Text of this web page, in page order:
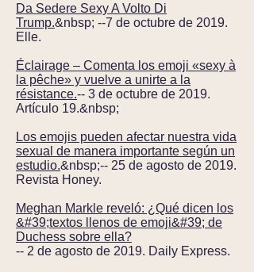
Da Sedere Sexy A Volto Di
Trump.&nbsp; --7 de octubre de 2019.
Elle.
Éclairage – Comenta los emoji «sexy à
la pêche» y vuelve a unirte a la
résistance.-- 3 de octubre de 2019.
Artículo 19.&nbsp;
Los emojis pueden afectar nuestra vida
sexual de manera importante según un
estudio.&nbsp;-- 25 de agosto de 2019.
Revista Honey.
Meghan Markle reveló: ¿Qué dicen los
&#39;textos llenos de emoji&#39; de
Duchess sobre ella?
-- 2 de agosto de 2019. Daily Express.